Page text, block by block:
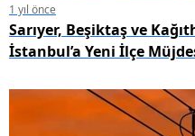
1 yıl önce
Sarıyer, Beşiktaş ve
İstanbul’a Yeni İlçe